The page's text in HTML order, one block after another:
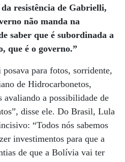
resistência de Gabrielli,
não manda na
saber que é subordinada a
que é o governo.”
para fotos, sorridente,
de Hidrocarbonetos,
avaliando a possibilidade de
disse ele. Do Brasil, Lula
“Todos nós sabemos
investimentos para que a
de que a Bolívia vai ter